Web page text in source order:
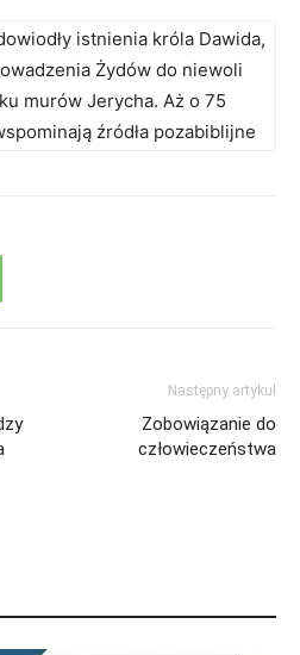
istnienia króla Dawida,
Żydów do niewoli
murów Jerycha. Aż o 75
źródła pozabiblijne
Następny artykuł
Zobowiązanie do
człowieczeństwa